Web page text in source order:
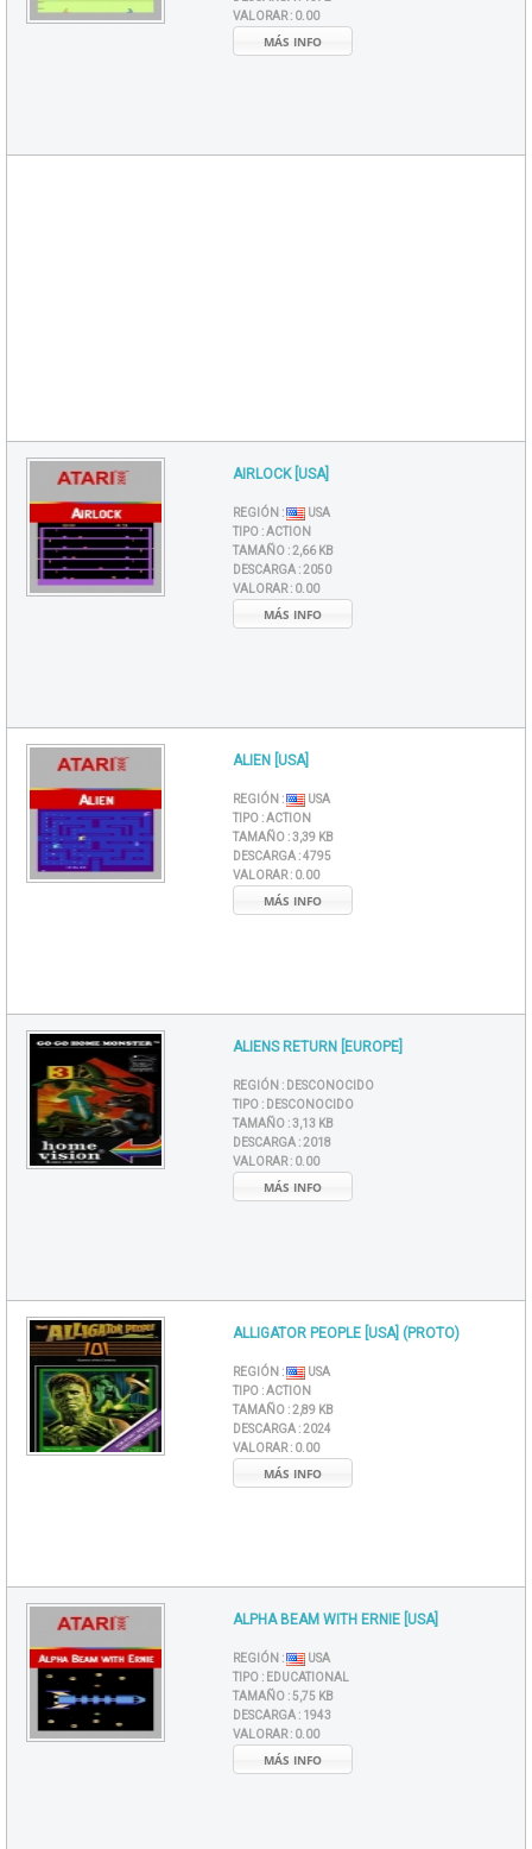
VALORAR : 0.00
MÁS INFO
AIRLOCK [USA]
REGIÓN :
USA
TIPO :ACTION
TAMAÑO :2,66 KB
DESCARGA :2050
VALORAR : 0.00
MÁS INFO
ALIEN [USA]
REGIÓN :
USA
TIPO :ACTION
TAMAÑO :3,39 KB
DESCARGA :4795
VALORAR : 0.00
MÁS INFO
ALIENS RETURN [EUROPE]
REGIÓN : DESCONOCIDO
TIPO : DESCONOCIDO
TAMAÑO :3,13 KB
DESCARGA :2018
VALORAR : 0.00
MÁS INFO
ALLIGATOR PEOPLE [USA] (PROTO)
REGIÓN :
USA
TIPO :ACTION
TAMAÑO :2,89 KB
DESCARGA :2024
VALORAR : 0.00
MÁS INFO
ALPHA BEAM WITH ERNIE [USA]
REGIÓN :
USA
TIPO : EDUCATIONAL
TAMAÑO :5,75 KB
DESCARGA : 1943
VALORAR : 0.00
MÁS INFO